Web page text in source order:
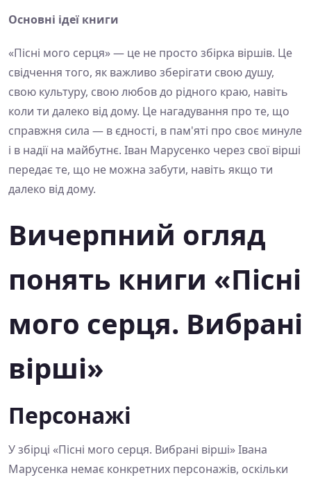
Основні ідеї книги
«Пісні мого серця» — це не просто збірка віршів. Це
свідчення того, як важливо зберігати свою душу,
свою культуру, свою любов до рідного краю, навіть
коли ти далеко від дому. Це нагадування про те, що
справжня сила — в єдності, в пам'яті про своє минуле
і в надії на майбутнє. Іван Марусенко через свої вірші
передає те, що не можна забути, навіть якщо ти
далеко від дому.
Вичерпний огляд
понять книги «Пісні
мого серця. Вибрані
вірші»
Персонажі
У збірці «Пісні мого серця. Вибрані вірші» Івана
Марусенка немає конкретних персонажів, оскільки